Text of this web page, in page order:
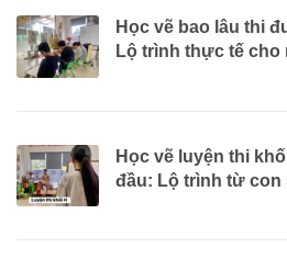
Học vẽ bao lâu thi
Lộ trình thực tế
Học vẽ luyện thi
đầu: Lộ trình từ con